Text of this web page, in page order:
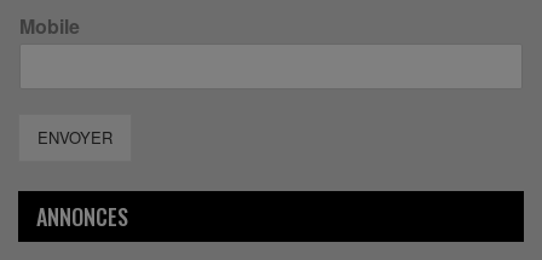
Mobile
ENVOYER
ANNONCES